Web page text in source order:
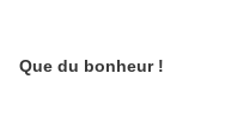
Que du bonheur !